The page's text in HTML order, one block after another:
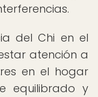
del Chi en el
atención a
en el hogar
equilibrado y